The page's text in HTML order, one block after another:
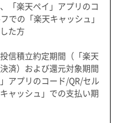
「楽天ペイ」アプリのコ
での「楽天キャッシュ」
た方
信積立約定期間（「楽天
済）および還元対象期間
」アプリのコード/QR/セル
ャッシュ」での支払い期